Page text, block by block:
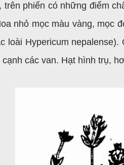
trên phiến có những điểm
nhỏ mọc màu vàng, mọc
loài Hypericum
các van. Hạt hình trụ,